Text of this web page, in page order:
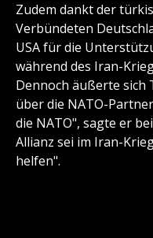
Zudem dankt der
Verbündeten
USA für die
während des Iran-
Dennoch äußerte
über die NATO-
die NATO", sagte er
Allianz sei im Iran-
helfen".